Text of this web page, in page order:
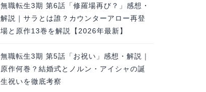
無職転生3期 第6話「修羅場再び？」感想・
解説｜サラとは誰？カウンターアロー再登
場と原作13巻を解説【2026年最新】
無職転生3期 第5話「お祝い」感想・解説｜
原作何巻？結婚式とノルン・アイシャの誕
生祝いを徹底考察